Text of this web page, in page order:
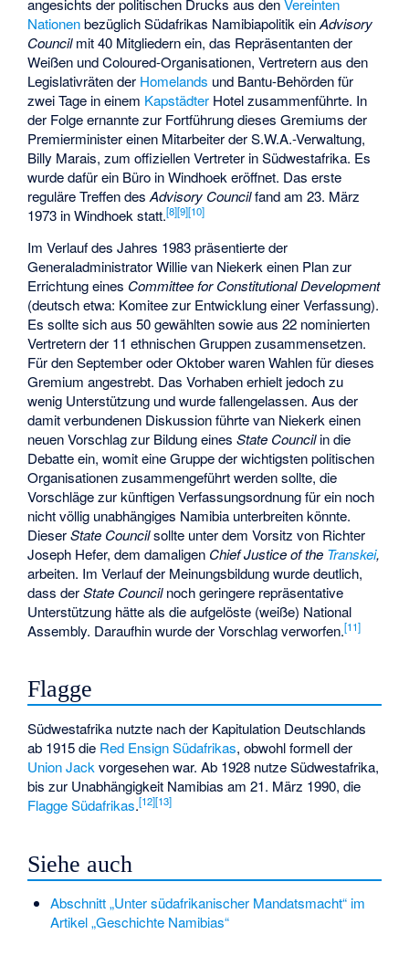
angesichts der politischen Drucks aus denVereinten
Nationenbezüglich Südafrikas Namibiapolitik einAdvisory
Councilmit 40 Mitgliedern ein, das Repräsentanten der
Weißen und Coloured-Organisationen, Vertretern aus den
Legislativräten der Homelands und Bantu-Behörden für
zwei Tage in einem Kapstädter Hotel zusammenführte. In
der Folge ernannte zur Fortführung dieses Gremiums der
Premierminister einen Mitarbeiter der S.W.A.-Verwaltung,
Billy Marais, zum offiziellen Vertreter in Südwestafrika. Es
wurde dafür ein Büro in Windhoek eröffnet. Das erste
reguläre Treffen desAdvisory Councilfand am 23. März
1973 in Windhoek statt.[8][9][10]
Im Verlauf des Jahres 1983 präsentierte der
Generaladministrator Willie van Niekerk einen Plan zur
Errichtung eines Committee for Constitutional Development
(deutsch etwa: Komitee zur Entwicklung einer Verfassung).
Es sollte sich aus 50 gewählten sowie aus 22 nominierten
Vertretern der 11 ethnischen Gruppen zusammensetzen.
Für den September oder Oktober waren Wahlen für dieses
Gremium angestrebt. Das Vorhaben erhielt jedoch zu
wenig Unterstützung und wurde fallengelassen. Aus der
damit verbundenen Diskussion führte van Niekerk einen
neuen Vorschlag zur Bildung einesState Councilin die
Debatte ein, womit eine Gruppe der wichtigsten politischen
Organisationen zusammengeführt werden sollte, die
Vorschläge zur künftigen Verfassungsordnung für ein noch
nicht völlig unabhängiges Namibia unterbreiten könnte.
DieserState Councilsollte unter dem Vorsitz von Richter
Joseph Hefer, dem damaligen Chief Justiceof the Transkei,
arbeiten. Im Verlauf der Meinungsbildung wurde deutlich,
dass derState Councilnoch geringere repräsentative
Unterstützung hätte als die aufgelöste (weiße) National
Assembly. Daraufhin wurde der Vorschlag verworfen.[11]
Flagge
Südwestafrika nutzte nach der Kapitulation Deutschlands
ab 1915 die Red Ensign Südafrikas, obwohl formell der
Union Jack vorgesehen war. Ab 1928 nutze Südwestafrika,
bis zur Unabhängigkeit Namibias am 21. März 1990, die
Flagge Südafrikas.[12][13]
Siehe auch
Abschnitt „Unter südafrikanischer Mandatsmacht“ im
Artikel „Geschichte Namibias“